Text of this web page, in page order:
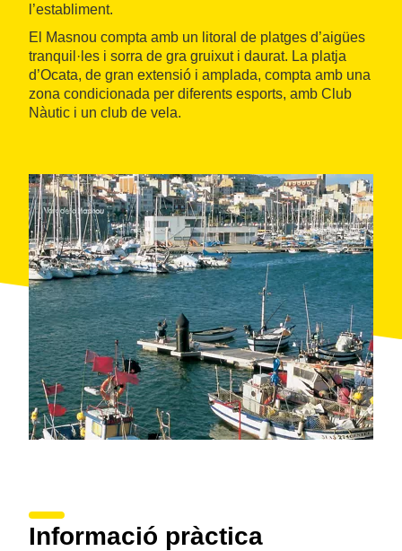
l’establiment.
El Masnou compta amb un litoral de platges d’aigües
tranquil·les i sorra de gra gruixut i daurat. La platja
d’Ocata, de gran extensió i amplada, compta amb una
zona condicionada per diferents esports, amb Club
Nàutic i un club de vela.
Informació pràctica